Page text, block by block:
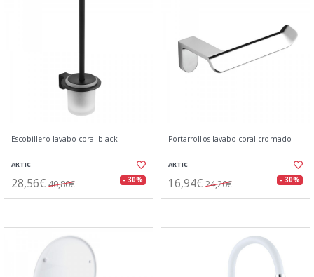
Escobillero lavabo coral black
ARTIC
28,56€ 40,80€ - 30%
Portarrollos lavabo coral cromado
ARTIC
16,94€ 24,20€ - 30%